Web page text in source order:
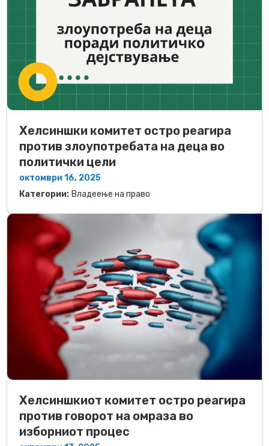
Хелсиншки комитет остро реагира
против злоупотребата на деца во
политички цели
октомври 16, 2025
Категории: Владеење на право
Хелсиншкиот комитет остро реагира
против говорот на омраза во
изборниот процес